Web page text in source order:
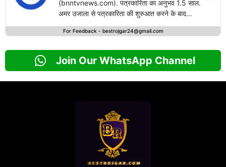
(bnntvnews.com). पत्रकारिता का अनुभव 1.5 साल.
अमर उजाला से पत्रकारिता की शुरुआत करने के बाद
एवं अंतरराष्ट्रीय खबरों के लेखन में दिलचस्पी.
For Feedback - bestrojgar24@gmail.com
Join Our WhatsApp Channel